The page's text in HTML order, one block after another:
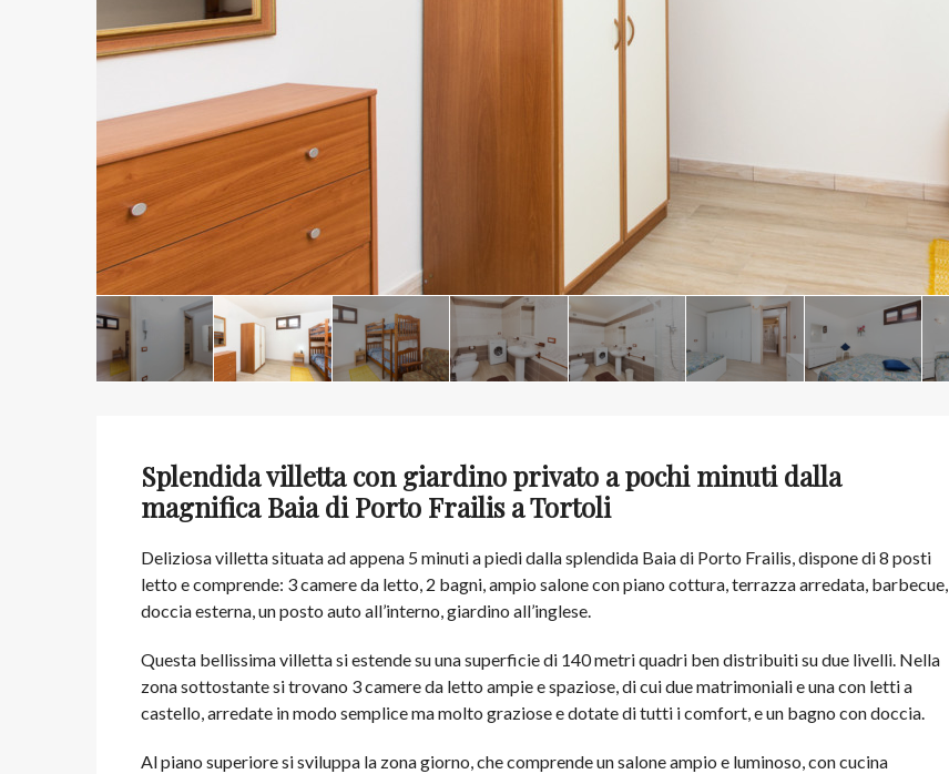
Splendida villetta con giardino privato a pochi minuti dalla
magnifica Baia di Porto Frailis a Tortoli
Deliziosa villetta situata ad appena 5 minuti a piedi dalla splendida Baia di Porto Frailis, dispone di 8 posti
letto e comprende: 3 camere da letto, 2 bagni, ampio salone con piano cottura, terrazza arredata, barbecue,
doccia esterna, un posto auto all’interno, giardino all’inglese.
Questa bellissima villetta si estende su una superficie di 140 metri quadri ben distribuiti su due livelli. Nella
zona sottostante si trovano 3 camere da letto ampie e spaziose, di cui due matrimoniali e una con letti a
castello, arredate in modo semplice ma molto graziose e dotate di tutti i comfort, e un bagno con doccia.
Al piano superiore si sviluppa la zona giorno, che comprende un salone ampio e luminoso, con cucina